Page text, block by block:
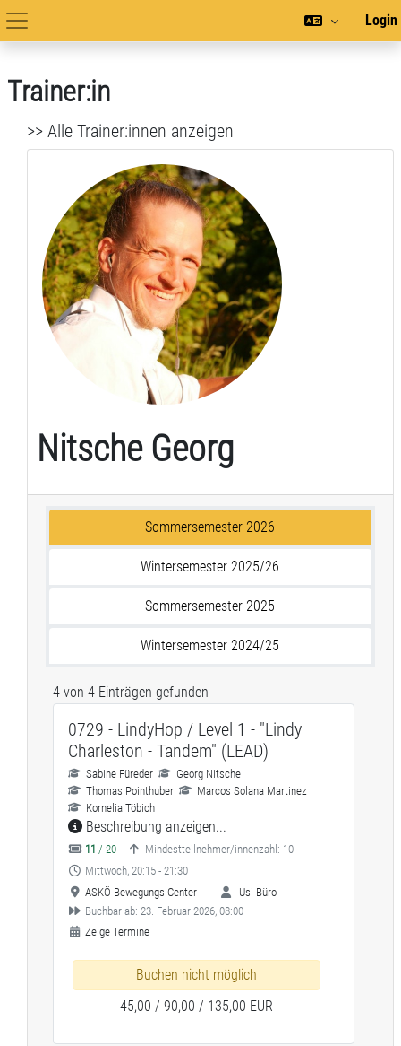
Zum Hauptinhalt
Hauptnavigation
Login
Trainer:in
>> Alle Trainer:innen anzeigen
Nitsche Georg
Sommersemester 2026
Wintersemester 2025/26
Sommersemester 2025
Wintersemester 2024/25
4 von 4 Einträgen gefunden
0729 - LindyHop / Level 1 - "Lindy
Charleston - Tandem" (LEAD)
Sabine Füreder
Georg Nitsche
Thomas Pointhuber
Marcos Solana Martinez
Kornelia Töbich
Beschreibung anzeigen...
11 / 20
Mindestteilnehmer/innenzahl: 10
Mittwoch, 20:15 - 21:30
ASKÖ Bewegungs Center
Usi Büro
Buchbar ab: 23. Februar 2026, 08:00
Zeige Termine
Buchen nicht möglich
45,00 / 90,00 / 135,00 EUR